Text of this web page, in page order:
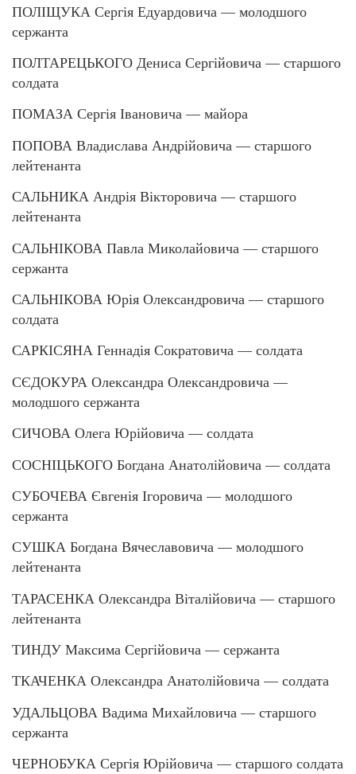
ПОЛІЩУКА Сергія Едуардовича — молодшого
сержанта
ПОЛТАРЕЦЬКОГО Дениса Сергійовича — старшого
солдата
ПОМАЗА Сергія Івановича — майора
ПОПОВА Владислава Андрійовича — старшого
лейтенанта
САЛЬНИКА Андрія Вікторовича — старшого
лейтенанта
САЛЬНІКОВА Павла Миколайовича — старшого
сержанта
САЛЬНІКОВА Юрія Олександровича — старшого
солдата
САРКІСЯНА Геннадія Сократовича — солдата
СЄДОКУРА Олександра Олександровича —
молодшого сержанта
СИЧОВА Олега Юрійовича — солдата
СОСНІЦЬКОГО Богдана Анатолійовича — солдата
СУБОЧЕВА Євгенія Ігоровича — молодшого
сержанта
СУШКА Богдана Вячеславовича — молодшого
лейтенанта
ТАРАСЕНКА Олександра Віталійовича — старшого
лейтенанта
ТИНДУ Максима Сергійовича — сержанта
ТКАЧЕНКА Олександра Анатолійовича — солдата
УДАЛЬЦОВА Вадима Михайловича — старшого
сержанта
ЧЕРНОБУКА Сергія Юрійовича — старшого солдата